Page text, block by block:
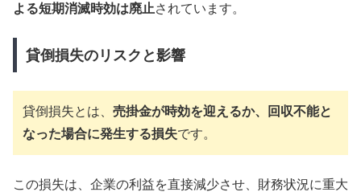
よる短期消滅時効は廃止されています。
貸倒損失のリスクと影響
貸倒損失とは、 売掛金が時効を迎えるか、回収不能と
なった場合に発生する損失です。
この損失は、企業の利益を直接減少させ、財務状況に重大